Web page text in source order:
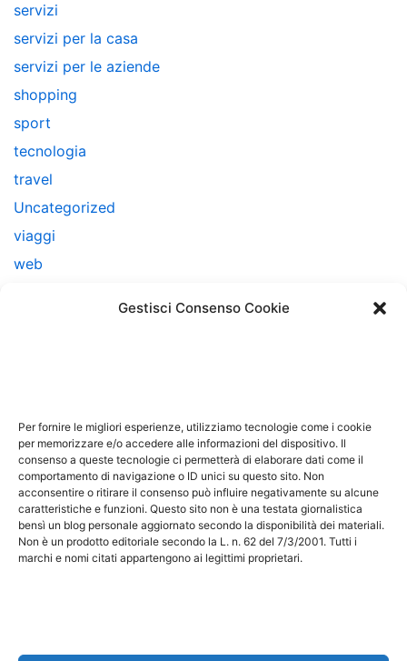
Gestisci Consenso Cookie
Per fornire le migliori esperienze, utilizziamo tecnologie come i cookie
per memorizzare e/o accedere alle informazioni del dispositivo. Il
consenso a queste tecnologie ci permetterà di elaborare dati come il
comportamento di navigazione o ID unici su questo sito. Non
acconsentire o ritirare il consenso può influire negativamente su alcune
caratteristiche e funzioni. Questo sito non è una testata giornalistica
bensì un blog personale aggiornato secondo la disponibilità dei materiali.
Non è un prodotto editoriale secondo la L. n. 62 del 7/3/2001. Tutti i
marchi e nomi citati appartengono ai legittimi proprietari.
servizi
servizi per la casa
servizi per le aziende
shopping
sport
tecnologia
travel
Uncategorized
viaggi
web
disponibilità e la reperibilità dei materiali. Pertanto non
può essere considerato in alcun modo un prodotto
editoriale ai sensi della L. n. 62 del 7/3/2001. Tutti i
marchi riportati appartengono ai legittimi proprietari;
marchi di terzi, nomi di prodotti, nomi commerciali,
nomi corporativi e società citati possono essere
senza alcun fine di violazione dei diritti di Copyright